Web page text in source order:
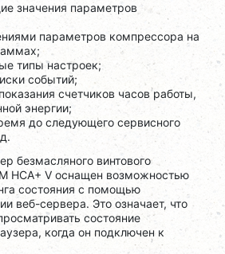
значения параметров
параметров компрессора на
типы настроек;
событий;
счетчиков часов работы,
энергии;
до следующего сервисного
безмасляного винтового
HCA+ V оснащен возможностью
состояния с помощью
веб-сервера. Это означает, что
состояние
когда он подключен к